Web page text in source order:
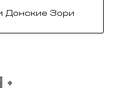
Донские Зори